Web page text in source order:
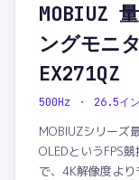
MOBIUZ
ングモニ
EX271QZ
500Hz ・ 26.5イ
MOBIUZシリーズ
OLEDというFPS
で、4K解像度よ